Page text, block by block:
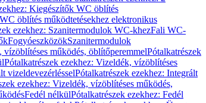
Kiegészítők WC öblítés
öblítés működtetésekhez elektronikus
ezekhez: Szanitermodulok WC-khezFali WC-
FogyóeszközökSzanitermodulok
vízöblítéses működés, öblítőperemmelPótalkatrészek
Pótalkatrészek ezekhez: Vizeldék, vízöblítéses
vizeldevezérlésselPótalkatrészek ezekhez: Integrált
ezekhez: Vizeldék, vízöblítéses működés,
Fedél nélkülPótalkatrészek ezekhez: Fedél